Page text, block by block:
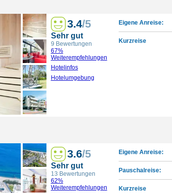
3.4/5
Sehr gut
9 Bewertungen
67%
Weiterempfehlungen
Hotelinfos
Hotelumgebung
Eigene Anreise:
Kurzreise
3.6/5
Sehr gut
13 Bewertungen
62%
Weiterempfehlungen
Eigene Anreise:
Pauschalreise:
Kurzreise